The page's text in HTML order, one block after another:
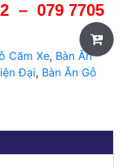
– 079 7705
Căm Xe, Bàn Ăn
Đại, Bàn Ăn Gỗ